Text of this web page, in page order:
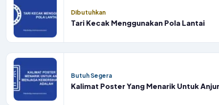
Dibutuhkan
Tari Kecak Menggunakan Pola Lantai
Butuh Segera
Kalimat Poster Yang Menarik Untuk